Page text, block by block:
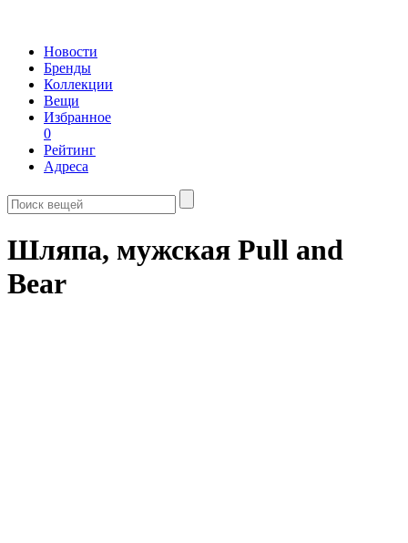
Новости
Бренды
Коллекции
Вещи
Избранное
0
Рейтинг
Адреса
Шляпа, мужская Pull and
Bear